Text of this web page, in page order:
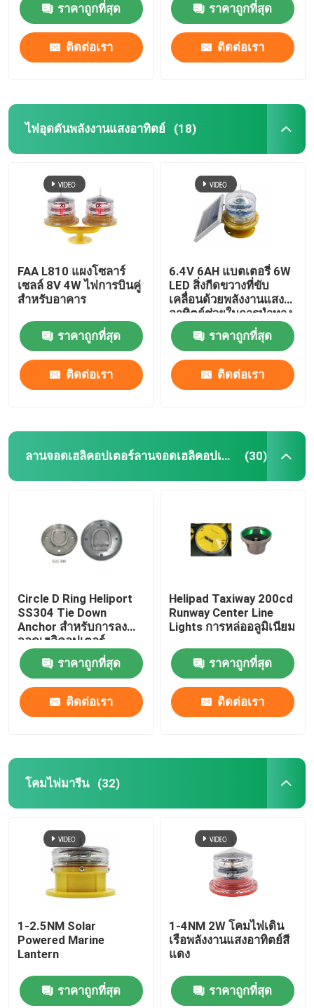
ราคาถูกที่สุด
ติดต่อเรา
ราคาถูกที่สุด
ติดต่อเรา
ไฟอุดตันพลังงานแสงอาทิตย์ (18)
FAA L810 แผงโซลาร์
เซลล์ 8V 4W ไฟการบินคู่
สำหรับอาคาร
ราคาถูกที่สุด
ติดต่อเรา
6.4V 6AH แบตเตอรี่ 6W
LED สิ่งกีดขวางที่ขับ
เคลื่อนด้วยพลังงานแสง
อาทิตย์ช่วยในการนำทาง
ราคาถูกที่สุด
ติดต่อเรา
ลานจอดเฮลิคอปเตอร์ลานจอดเฮลิคอปเตอร์ (30)
Circle D Ring Heliport
SS304 Tie Down
Anchor สำหรับการลง
จอดเฮลิคอปเตอร์
ราคาถูกที่สุด
ติดต่อเรา
Helipad Taxiway 200cd
Runway Center Line
Lights การหล่ออลูมิเนียม
ราคาถูกที่สุด
ติดต่อเรา
โคมไฟมารีน (32)
1-2.5NM Solar
Powered Marine
Lantern
ราคาถูกที่สุด
1-4NM 2W โคมไฟเดิน
เรือพลังงานแสงอาทิตย์สี
แดง
ราคาถูกที่สุด